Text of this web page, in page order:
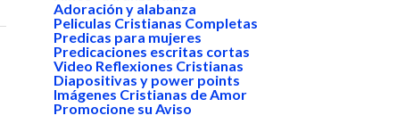
Adoración y alabanza
Peliculas Cristianas Completas
Predicas para mujeres
Predicaciones escritas cortas
Video Reflexiones Cristianas
Diapositivas y power points
Imágenes Cristianas de Amor
Promocione su Aviso